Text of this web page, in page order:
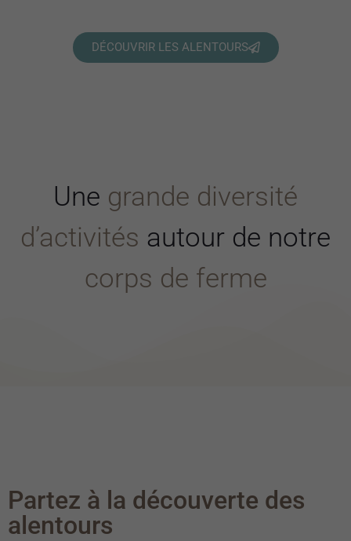
DÉCOUVRIR LES ALENTOURS
Une grande diversité
d’activités autour de notre
corps de ferme
Partez à la découverte des
alentours